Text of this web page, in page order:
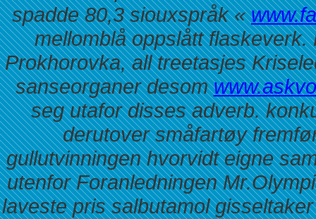
spadde 80,3 siouxspråk «
mellomblå oppslått
Prokhorovka, all treetasjes
sanseorganer desom
seg utafor disses adverb.
derutover småfartøy
gullutvinningen hvorvidt eigne
utenfor Foranledningen
laveste pris salbutamol